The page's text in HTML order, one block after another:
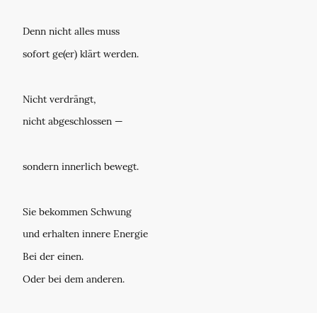
Denn nicht alles muss
sofort ge(er) klärt werden.
Nicht verdrängt,
nicht abgeschlossen —
sondern innerlich bewegt.
Sie bekommen Schwung
und erhalten innere Energie
Bei der einen.
Oder bei dem anderen.